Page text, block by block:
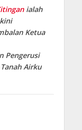
ialah
Ketua
Pengerusi
Airku